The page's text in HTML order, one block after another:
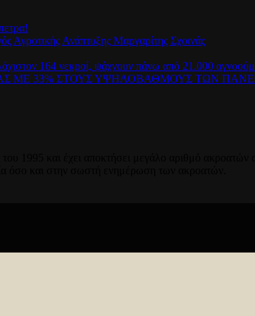
Αγροτικής Ανάπτυξης Μαργαρίτης Σχοινάς
164 νεκροί, ψάχνουν πάνω από 21.000
ΜΕ 33% ΣΤΟΥΣ ΥΨΗΛΟΒΑΘΜΟΥΣ ΤΩΝ